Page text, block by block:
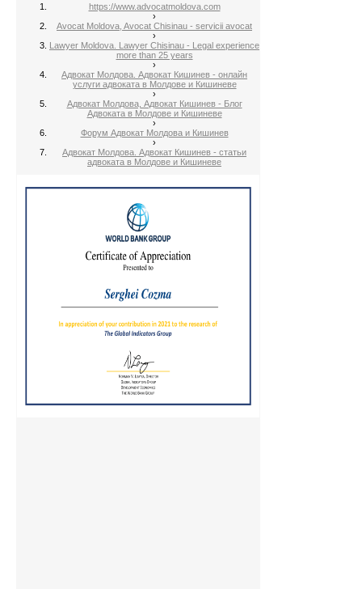
https://www.advocatmoldova.com
›
Avocat Moldova, Avocat Chisinau - servicii avocat
›
Lawyer Moldova. Lawyer Chisinau - Legal experience
more than 25 years
›
Адвокат Молдова. Адвокат Кишинев - онлайн
услуги адвоката в Молдове и Кишиневе
›
Адвокат Молдова, Адвокат Кишинев - Блог
Адвоката в Молдове и Кишиневе
›
Форум Адвокат Молдова и Кишинев
›
Адвокат Молдова. Адвокат Кишинев - статьи
адвоката в Молдове и Кишиневе